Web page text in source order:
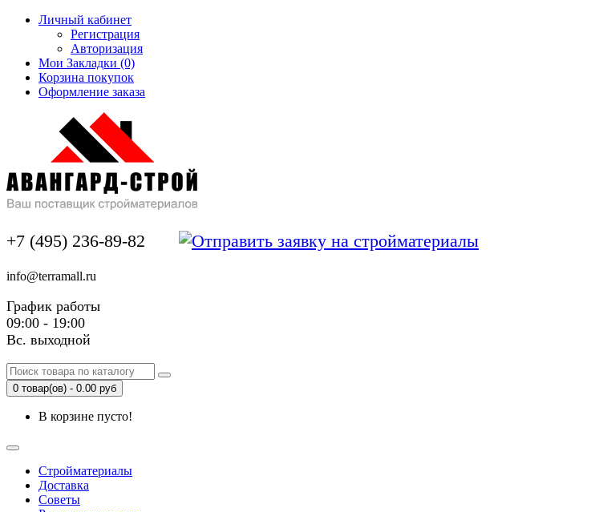
Личный кабинет
Регистрация
Авторизация
Мои Закладки (0)
Корзина покупок
Оформление заказа
+7 (495) 236-89-82
info@terramall.ru
График работы
09:00 - 19:00
Вс. выходной
0 товар(ов) - 0.00 руб
В корзине пусто!
Стройматериалы
Доставка
Советы